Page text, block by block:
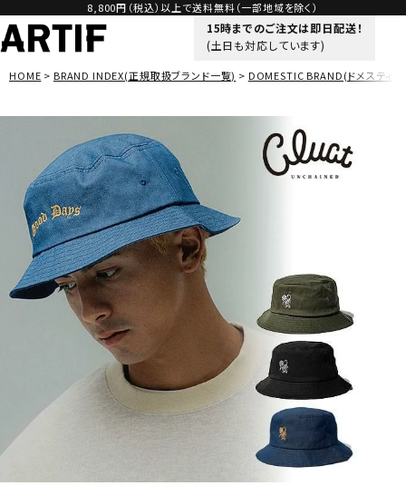
8,800円（税込）以上で送料無料（一部地域を除く）
15時までのご注文は即日配送！
(土日も対応しています)
HOME BRAND INDEX(正規取扱ブランド一覧) DOMESTIC BRAND(ドメスティッ